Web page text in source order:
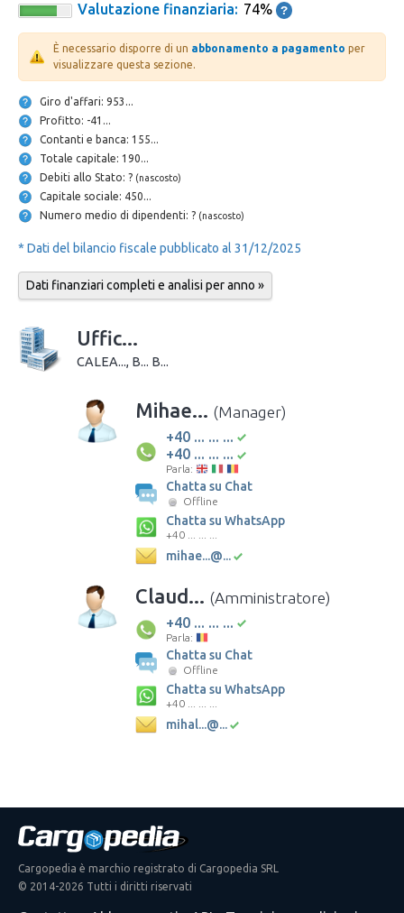
Valutazione finanziaria: 74%
È necessario disporre di un abbonamento a pagamento per
visualizzare questa sezione.
Giro d'affari: 953...
Profitto: -41...
Contanti e banca: 155...
Totale capitale: 190...
Debiti allo Stato: ? (nascosto)
Capitale sociale: 450...
Numero medio di dipendenti: ? (nascosto)
* Dati del bilancio fiscale pubblicato al 31/12/2025
Dati finanziari completi e analisi per anno »
Uffic...
CALEA..., B... B...
Mihae... (Manager)
+40 ... ... ...
+40 ... ... ...
Parla:
Chatta su Chat
Offline
Chatta su WhatsApp
+40 ... ... ...
mihae...@...
Claud... (Amministratore)
+40 ... ... ...
Parla:
Chatta su Chat
Offline
Chatta su WhatsApp
+40 ... ... ...
mihal...@...
Cargopedia è marchio registrato di Cargopedia SRL
© 2014-2026 Tutti i diritti riservati